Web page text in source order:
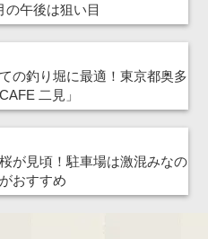
の午後は狙い目
の釣り堀に最適！東京都奥多
二見」
が見頃！駐車場は激混みなの
おすすめ